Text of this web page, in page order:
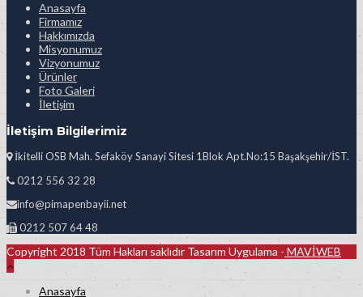
Anasayfa
Firmamız
Hakkımızda
Misyonumuz
Vizyonumuz
Ürünler
Foto Galeri
İletişim
İletişim Bilgilerimiz
İkitelli OSB Mah. Sefaköy Sanayi Sitesi 1Blok Apt.No:15 Başakşehir/İST.
0212 556 32 28
info@pimapenbayii.net
0212 507 64 48
Copyright 2018 Tüm Hakları saklıdır Tasarım Uygulama - MAVİWEB
Anasayfa